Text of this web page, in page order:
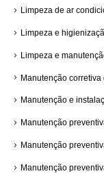
Limpeza de ar
Limpeza e
Limpeza e
Manutenção
Manutenção e
Manutenção
Manutenção
Manutenção